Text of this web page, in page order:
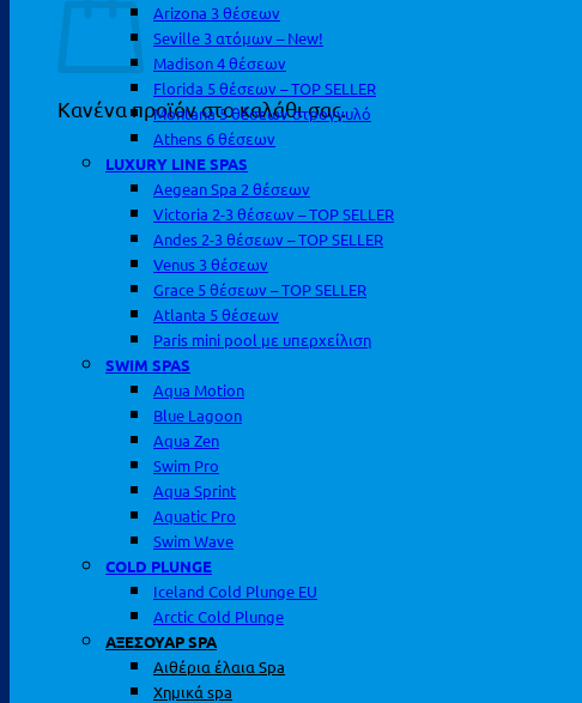
Κανένα προϊόν στο καλάθι σας.
Arizona 3 θέσεων
Seville 3 ατόμων – New!
Madison 4 θέσεων
Florida 5 θέσεων – TOP SELLER
Montana 5 θέσεων στρογγυλό
Athens 6 θέσεων
LUXURY LINE SPAS
Aegean Spa 2 θέσεων
Victoria 2-3 θέσεων – TOP SELLER
Andes 2-3 θέσεων – TOP SELLER
Venus 3 θέσεων
Grace 5 θέσεων – TOP SELLER
Atlanta 5 θέσεων
Paris mini pool με υπερχείλιση
SWIM SPAS
Aqua Motion
Blue Lagoon
Aqua Zen
Swim Pro
Aqua Sprint
Aquatic Pro
Swim Wave
COLD PLUNGE
Iceland Cold Plunge EU
Arctic Cold Plunge
ΑΞΕΣΟΥΑΡ SPA
Αιθέρια έλαια Spa
Χημικά spa